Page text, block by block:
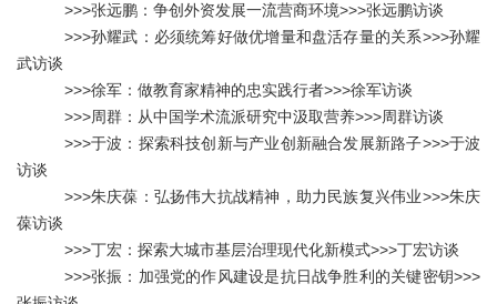
>>>张远鹏：争创外资发展一流营商环境>>>张远鹏访谈
>>>孙耀武：必须统筹好做优增量和盘活存量的关系>>>孙耀
武访谈
>>>徐军：做教育家精神的忠实践行者>>>徐军访谈
>>>周群：从中国学术流派研究中汲取营养>>>周群访谈
>>>于波：探索科技创新与产业创新融合发展新路子>>>于波
访谈
>>>朱庆葆：弘扬伟大抗战精神，助力民族复兴伟业>>>朱庆
葆访谈
>>>丁宏：探索大城市基层治理现代化新模式>>>丁宏访谈
>>>张振：加强党的作风建设是抗日战争胜利的关键密钥>>>